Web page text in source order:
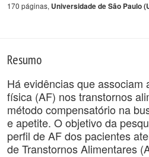
170 páginas, Universidade de São Paulo
Resumo
Há evidências que associam
física (AF) nos transtornos
método compensatório na
e apetite. O objetivo da
perfil de AF dos pacientes
de Transtornos Alimentares